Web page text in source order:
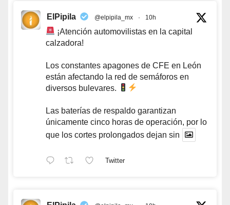
ElPipila @elpipila_mx · 10h
¡Atención automovilistas en la capital
calzadora!
Los constantes apagones de CFE en León
están afectando la red de semáforos en
diversos bulevares.
Las baterías de respaldo garantizan
únicamente cinco horas de operación, por lo
que los cortes prolongados dejan sin
Twitter